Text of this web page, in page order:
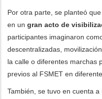
Por otra parte, se planteó
en un gran acto de
participantes imaginaron
descentralizadas,
la calle o diferentes marchas
previos al FSMET en
También, se tuvo en cuenta a